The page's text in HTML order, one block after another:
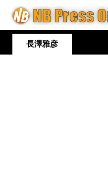
長澤雅彦